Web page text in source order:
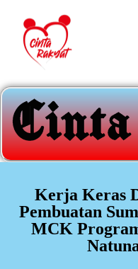
Kerja Keras
Pembuatan
MCK